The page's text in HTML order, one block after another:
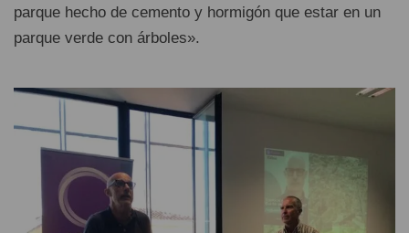
parque hecho de cemento y hormigón que estar en un
parque verde con árboles».